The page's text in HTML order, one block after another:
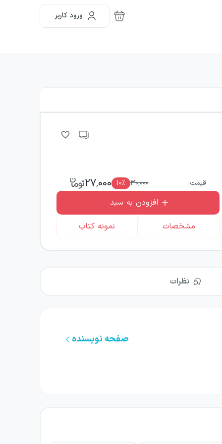
ورود کاربر
قیمت: 30,000
10٪ 27,000
افزودن به سبد
مشخصات
نمونه کتاب
نظرات
صفحه نویسنده